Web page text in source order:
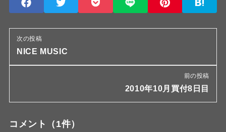
次の投稿
NICE MUSIC
前の投稿
2010年10月買付8日目
コメント （1件）